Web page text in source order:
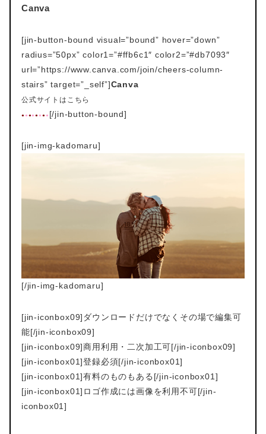
Canva
[jin-button-bound visual=”bound” hover=”down”
radius=”50px” color1=”#ffb6c1″ color2=”#db7093″
url=”https://www.canva.com/join/cheers-column-
stairs” target=”_self”]Canva
公式サイトはこちら
● ● ●●●● ● ● [/jin-button-bound]
[jin-img-kadomaru]
[/jin-img-kadomaru]
[jin-iconbox09]ダウンロードだけでなくその場で編集可
能[/jin-iconbox09]
[jin-iconbox09]商用利用・二次加工可[/jin-iconbox09]
[jin-iconbox01]登録必須[/jin-iconbox01]
[jin-iconbox01]有料のものもある[/jin-iconbox01]
[jin-iconbox01]ロゴ作成には画像を利用不可[/jin-
iconbox01]